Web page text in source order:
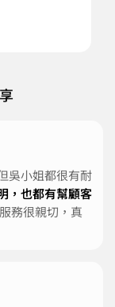
吳小姐都很有耐
，也都有幫顧客
務很親切，真